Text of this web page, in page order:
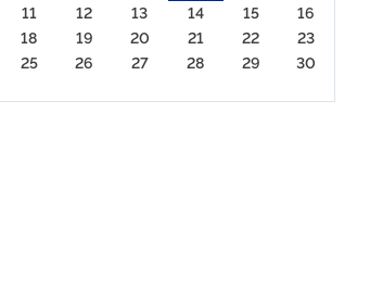
11 12 13 14 15
16
18 19 20 21 22
23
25 26 27 28 29
30